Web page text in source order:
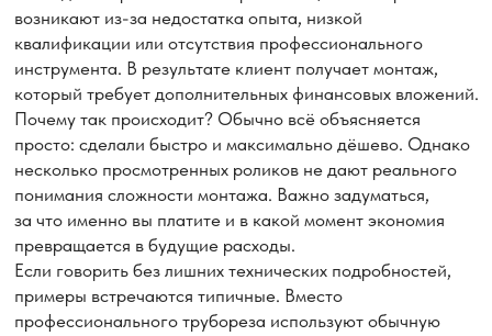
Убедительно просим вас: освобождать место
в помещении от мебели для проведения работ
с кондиционером!